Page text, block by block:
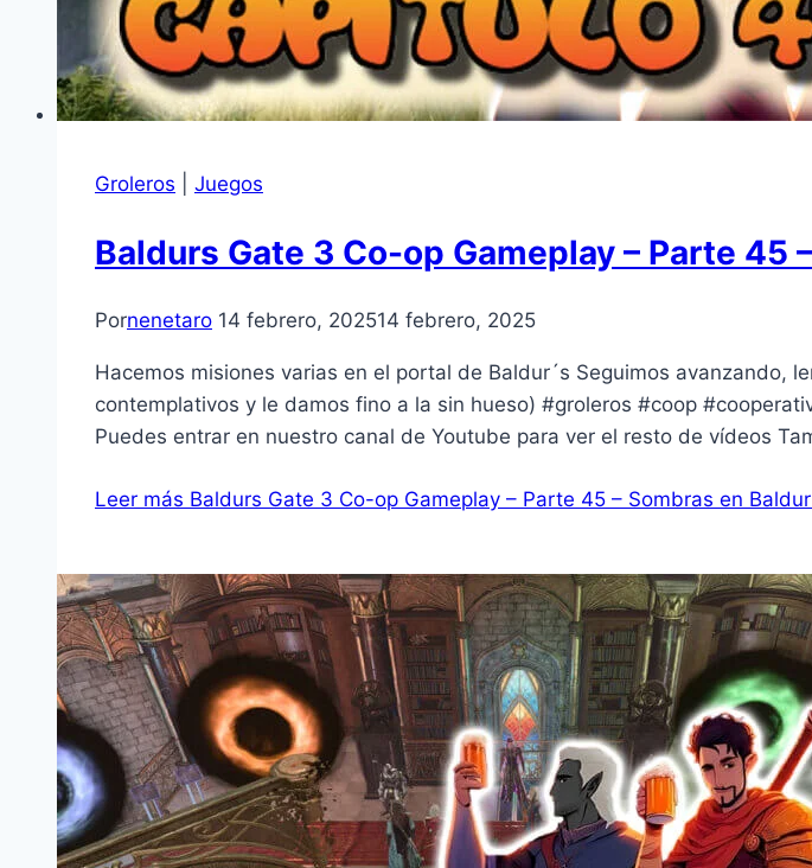
Groleros Juegos
Baldurs Gate 3 Co-op Gameplay – Parte 45
Pornenetaro 14 febrero, 202514 febrero, 2025
Hacemos misiones varias en el portal de Baldur´s Seguimos avanzando,
contemplativos y le damos fino a la sin hueso) #groleros #coop
Puedes entrar en nuestro canal de Youtube para ver el resto de vídeos
Leer más Baldurs Gate 3 Co-op Gameplay – Parte 45 – Sombras en